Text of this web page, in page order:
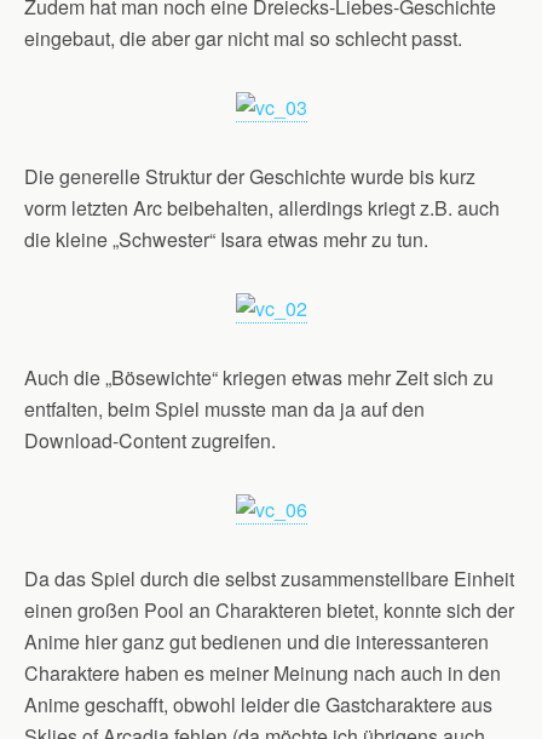
Zudem hat man noch eine Dreiecks-Liebes-Geschichte
eingebaut, die aber gar nicht mal so schlecht passt.
Die generelle Struktur der Geschichte wurde bis kurz
vorm letzten Arc beibehalten, allerdings kriegt z.B. auch
die kleine „Schwester“ Isara etwas mehr zu tun.
Auch die „Bösewichte“ kriegen etwas mehr Zeit sich zu
entfalten, beim Spiel musste man da ja auf den
Download-Content zugreifen.
Da das Spiel durch die selbst zusammenstellbare Einheit
einen großen Pool an Charakteren bietet, konnte sich der
Anime hier ganz gut bedienen und die interessanteren
Charaktere haben es meiner Meinung nach auch in den
Anime geschafft, obwohl leider die Gastcharaktere aus